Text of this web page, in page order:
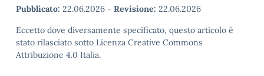
Pubblicato: 22.06.2026 - Revisione: 22.06.2026
Eccetto dove diversamente specificato, questo articolo è
stato rilasciato sotto Licenza Creative Commons
Attribuzione 4.0 Italia.